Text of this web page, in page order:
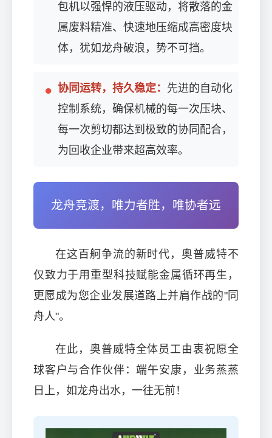
包机以强悍的液压驱动，将散落的金
属废料精准、快速地压缩成高密度块
体，犹如龙舟破浪，势不可挡。
协同运转，持久稳定： 先进的自动化
控制系统，确保机械的每一次压块、
每一次剪切都达到极致的协同配合，
为回收企业带来超高效率。
龙舟竞渡，唯力者胜，唯协者远
在这百舸争流的新时代，奥普威特不
仅致力于用重型科技赋能金属循环再生，
更愿成为您企业发展道路上并肩作战的"同
舟人"。
在此，奥普威特全体员工由衷祝愿全
球客户与合作伙伴：端午安康，业务蒸蒸
日上，如龙舟出水，一往无前！